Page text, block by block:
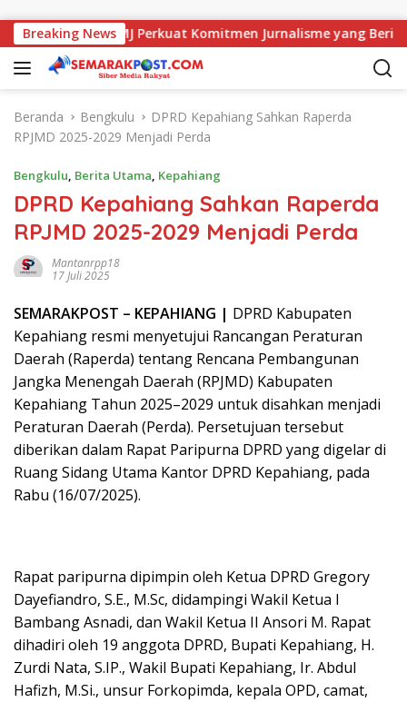
Breaking News
Kajati, AMJ Perkuat Komitmen Jurnalisme yang
Beranda Bengkulu
DPRD Kepahiang Sahkan Raperda
RPJMD 2025-2029 Menjadi Perda
Bengkulu, Berita Utama, Kepahiang
DPRD Kepahiang Sahkan Raperda
RPJMD 2025-2029 Menjadi Perda
Mantanrpp18
17 Juli 2025
SEMARAKPOST – KEPAHIANG | DPRD Kabupaten
Kepahiang resmi menyetujui Rancangan Peraturan
Daerah (Raperda) tentang Rencana Pembangunan
Jangka Menengah Daerah (RPJMD) Kabupaten
Kepahiang Tahun 2025–2029 untuk disahkan menjadi
Peraturan Daerah (Perda). Persetujuan tersebut
diberikan dalam Rapat Paripurna DPRD yang digelar di
Ruang Sidang Utama Kantor DPRD Kepahiang, pada
Rabu (16/07/2025).
Rapat paripurna dipimpin oleh Ketua DPRD Gregory
Dayefiandro, S.E., M.Sc, didampingi Wakil Ketua I
Bambang Asnadi, dan Wakil Ketua II Ansori M. Rapat
dihadiri oleh 19 anggota DPRD, Bupati Kepahiang, H.
Zurdi Nata, S.IP., Wakil Bupati Kepahiang, Ir. Abdul
Hafizh, M.Si., unsur Forkopimda, kepala OPD, camat,